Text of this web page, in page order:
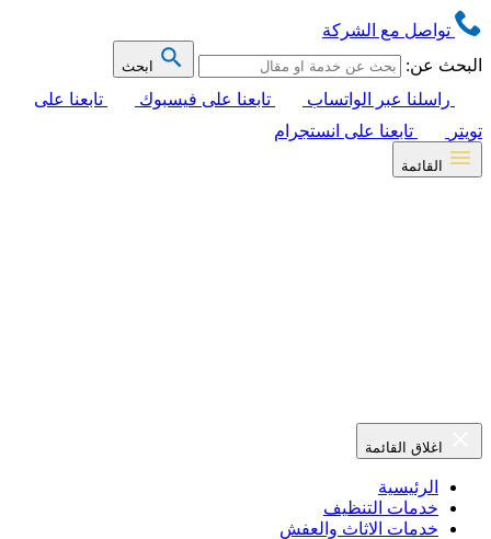
تواصل مع الشركة
البحث عن:
ابحث
راسلنا عبر الواتساب تابعنا على فيسبوك
تابعنا على
تويتر
تابعنا على انستجرام
القائمة
اغلاق القائمة
الرئيسية
خدمات التنظيف
خدمات الاثاث والعفش